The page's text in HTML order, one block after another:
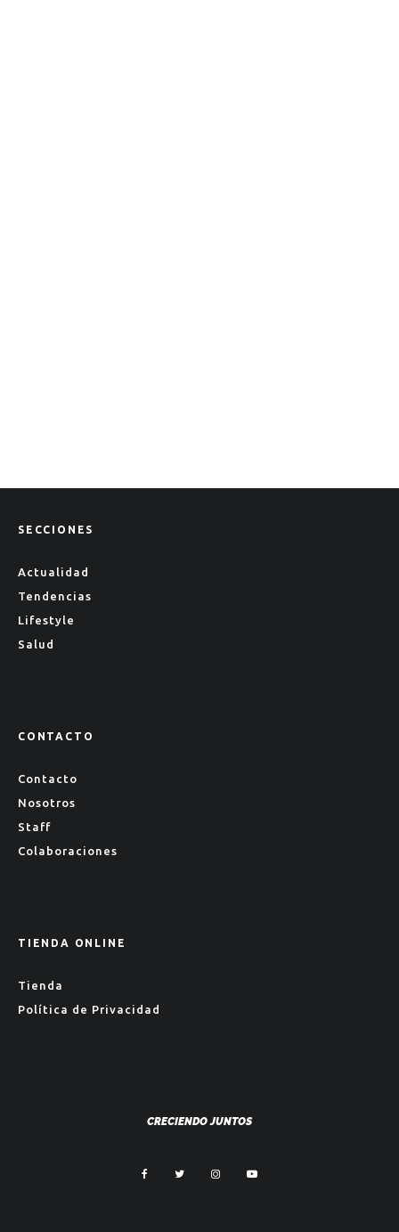
SECCIONES
Actualidad
Tendencias
Lifestyle
Salud
CONTACTO
Contacto
Nosotros
Staff
Colaboraciones
TIENDA ONLINE
Tienda
Política de Privacidad
CRECIENDO JUNTOS